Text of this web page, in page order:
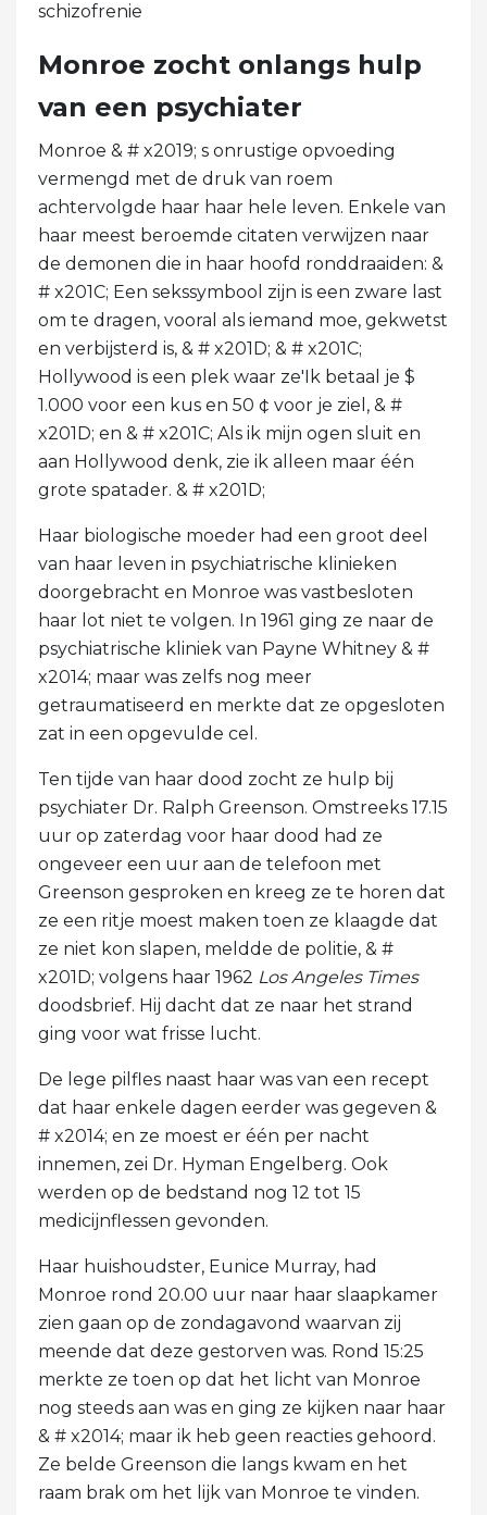
schizofrenie
Monroe zocht onlangs hulp
van een psychiater
Monroe & # x2019; s onrustige opvoeding
vermengd met de druk van roem
achtervolgde haar haar hele leven. Enkele van
haar meest beroemde citaten verwijzen naar
de demonen die in haar hoofd ronddraaiden: &
# x201C; Een sekssymbool zijn is een zware last
om te dragen, vooral als iemand moe, gekwetst
en verbijsterd is, & # x201D; & # x201C;
Hollywood is een plek waar ze'Ik betaal je $
1.000 voor een kus en 50 ¢ voor je ziel, & #
x201D; en & # x201C; Als ik mijn ogen sluit en
aan Hollywood denk, zie ik alleen maar één
grote spatader. & # x201D;
Haar biologische moeder had een groot deel
van haar leven in psychiatrische klinieken
doorgebracht en Monroe was vastbesloten
haar lot niet te volgen. In 1961 ging ze naar de
psychiatrische kliniek van Payne Whitney & #
x2014; maar was zelfs nog meer
getraumatiseerd en merkte dat ze opgesloten
zat in een opgevulde cel.
Ten tijde van haar dood zocht ze hulp bij
psychiater Dr. Ralph Greenson. Omstreeks 17.15
uur op zaterdag voor haar dood had ze
ongeveer een uur aan de telefoon met
Greenson gesproken en kreeg ze te horen dat
ze een ritje moest maken toen ze klaagde dat
ze niet kon slapen, meldde de politie, & #
x201D; volgens haar 1962 Los Angeles Times
doodsbrief. Hij dacht dat ze naar het strand
ging voor wat frisse lucht.
De lege pilfles naast haar was van een recept
dat haar enkele dagen eerder was gegeven &
# x2014; en ze moest er één per nacht
innemen, zei Dr. Hyman Engelberg. Ook
werden op de bedstand nog 12 tot 15
medicijnflessen gevonden.
Haar huishoudster, Eunice Murray, had
Monroe rond 20.00 uur naar haar slaapkamer
zien gaan op de zondagavond waarvan zij
meende dat deze gestorven was. Rond 15:25
merkte ze toen op dat het licht van Monroe
nog steeds aan was en ging ze kijken naar haar
& # x2014; maar ik heb geen reacties gehoord.
Ze belde Greenson die langs kwam en het
raam brak om het lijk van Monroe te vinden.